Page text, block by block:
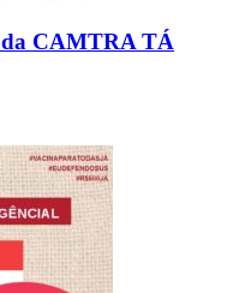
da CAMTRA TÁ